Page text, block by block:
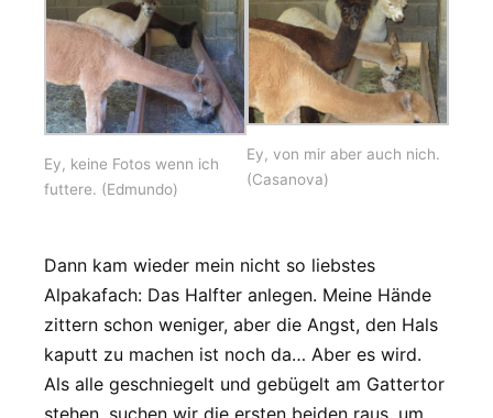
Ey, keine Fotos wenn ich
futtere. (Edmundo)
Ey, von mir aber auch nich.
(Casanova)
Dann kam wieder mein nicht so liebstes
Alpakafach: Das Halfter anlegen. Meine Hände
zittern schon weniger, aber die Angst, den Hals
kaputt zu machen ist noch da… Aber es wird.
Als alle geschniegelt und gebügelt am Gattertor